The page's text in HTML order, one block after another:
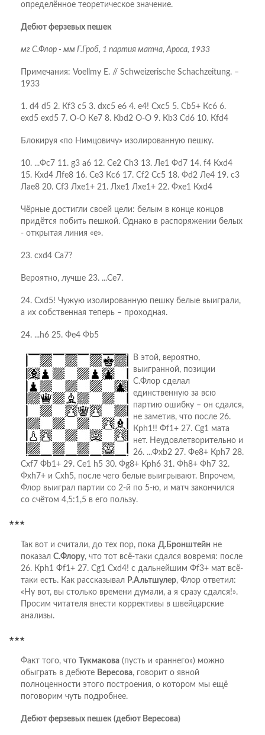
определённое теоретическое значение.
Дебют ферзевых пешек
мг С.Флор - мм Г.Гроб, 1 партия матча, Ароса, 1933
Примечания: Voellmy E. // Schweizerische Schachzeitung. –
1933
1. d4 d5 2. Кf3 c5 3. dxc5 e6 4. e4! Сxc5 5. Сb5+ Кc6 6.
exd5 exd5 7. O-O Кe7 8. Кbd2 O-O 9. Кb3 Сd6 10. Кfd4
Блокируя «по Нимцовичу» изолированную пешку.
10. ...Фc7 11. g3 a6 12. Сe2 Сh3 13. Лe1 Фd7 14. f4 Кxd4
15. Кxd4 Лfe8 16. Сe3 Кc6 17. Сf2 Сc5 18. Фd2 Лe4 19. c3
Лae8 20. Сf3 Лxe1+ 21. Лxe1 Лxe1+ 22. Фxe1 Кxd4
Чёрные достигли своей цели: белым в конце концов
придётся побить пешкой. Однако в распоряжении белых
- открытая линия «е».
23. cxd4 Сa7?
Вероятно, лучше 23. ...Се7.
24. Сxd5! Чужую изолированную пешку белые выиграли,
а их собственная теперь – проходная.
24. ...h6 25. Фe4 Фb5
В этой, вероятно,
выигранной, позиции
С.Флор сделал
единственную за всю
партию ошибку – он сдался,
не заметив, что после 26.
Крh1!! Фf1+ 27. Сg1 мата
нет. Неудовлетворительно и
26. ...Фхb2 27. Фе8+ Крh7 28.
Схf7 Фb1+ 29. Се1 h5 30. Фg8+ Крh6 31. Фh8+ Фh7 32.
Фхh7+ и Схh5, после чего белые выигрывают. Впрочем,
Флор выиграл партии со 2-й по 5-ю, и матч закончился
со счётом 4,5:1,5 в его пользу.
***
Так вот и считали, до тех пор, пока Д.Бронштейн не
показал С.Флору, что тот всё-таки сдался вовремя: после
26. Крh1 Фf1+ 27. Cg1 Cxd4! c дальнейшим Фf3+ мат всё-
таки есть. Как рассказывал Р.Альтшулер, Флор ответил:
«Ну вот, вы столько времени думали, а я сразу сдался!».
Просим читателя внести коррективы в швейцарские
анализы.
***
Факт того, что Тукмакова (пусть и «раннего») можно
обыграть в дебюте Вересова, говорит о явной
полноценности этого построения, о котором мы ещё
поговорим чуть подробнее.
Дебют ферзевых пешек (дебют Вересова)